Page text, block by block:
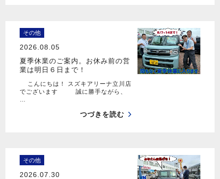
その他
2026.08.05
夏季休業のご案内。お休み前の営
業は明日６日まで！
こんにちは！ スズキアリーナ立川店
でございます 誠に勝手ながら、
…
つづきを読む
その他
2026.07.30